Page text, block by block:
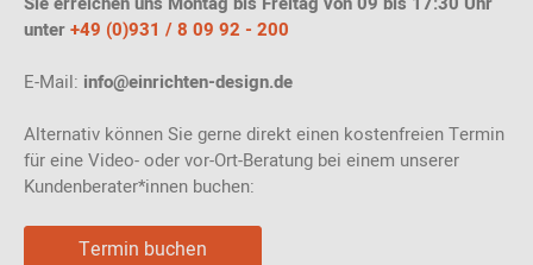
unter+49 (0)931 / 8 09 92 - 200
E-Mail: info@einrichten-design.de
Alternativ können Sie gerne direkt einen kostenfreien Termin
für eine Video- oder vor-Ort-Beratung bei einem unserer
Kundenberater*innen buchen:
Termin buchen